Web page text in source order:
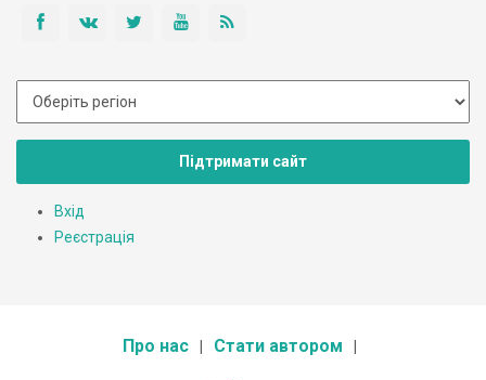
Підтримати сайт
Вхід
Реєстрація
Про нас Стати автором